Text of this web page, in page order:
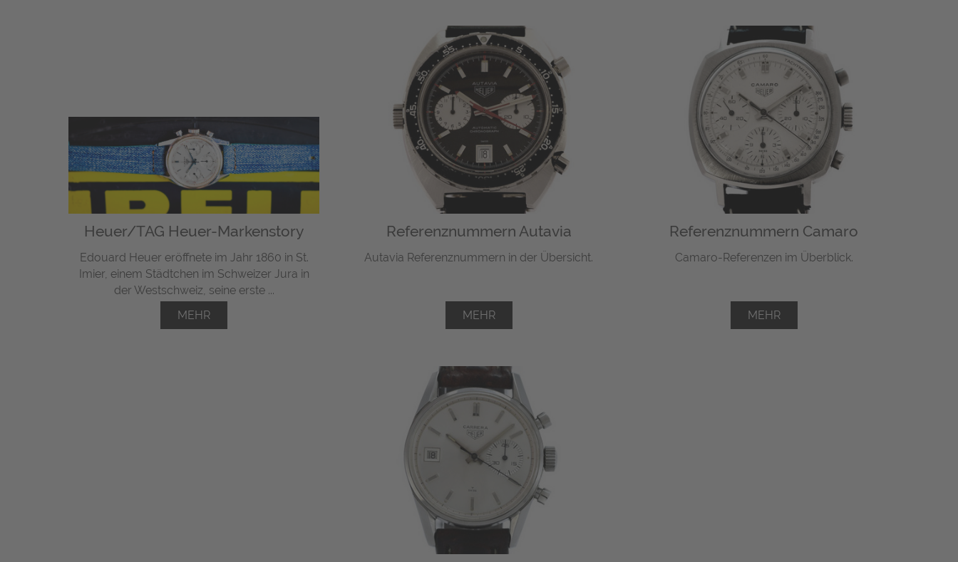
Heuer/TAG Heuer-Markenstory
Edouard Heuer eröffnete im Jahr 1860 in St.
Imier, einem Städtchen im Schweizer Jura in
der Westschweiz, seine erste ...
MEHR
Referenznummern Autavia
Autavia Referenznummern in der Übersicht.
MEHR
Referenznummern Camaro
Camaro-Referenzen im Überblick.
MEHR